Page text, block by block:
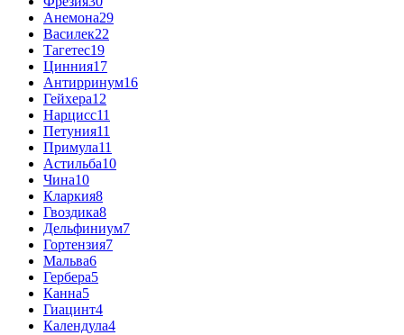
Анемона29
Василек22
Тагетес19
Цинния17
Антирринум16
Гейхера12
Нарцисс11
Петуния11
Примула11
Астильба10
Чина10
Кларкия8
Гвоздика8
Дельфиниум7
Гортензия7
Мальва6
Гербера5
Канна5
Гиацинт4
Календула4